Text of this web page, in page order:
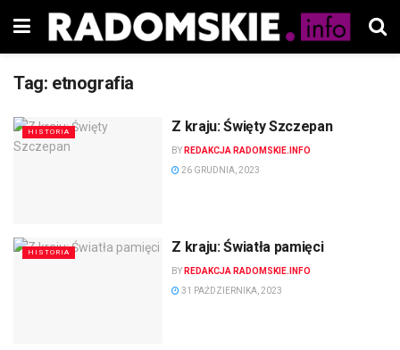
Tag: etnografia
HISTORIA Z kraju: Święty Szczepan
BY REDAKCJA RADOMSKIE.INFO
26 GRUDNIA, 2023
HISTORIA Z kraju: Światła pamięci
BY REDAKCJA RADOMSKIE.INFO
31 PAŹDZIERNIKA, 2023